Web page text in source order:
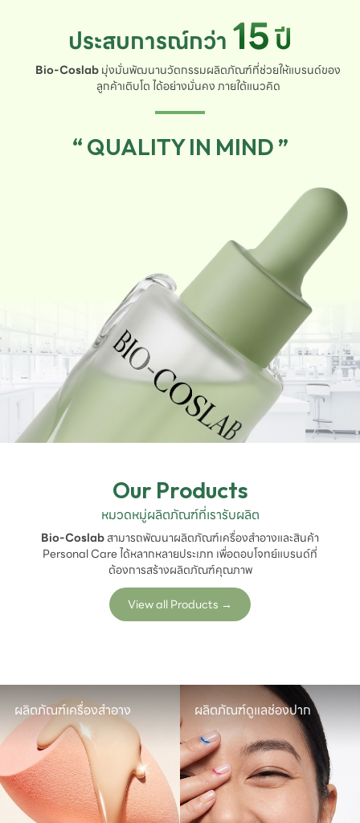
ประสบการณ์กว่า 15ปี
Bio-Coslabมุ่งมั่นพัฒนานวัตกรรมผลิตภัณฑ์ที่ช่วยให้แบรนด์ของ
ลูกค้าเติบโต ได้อย่างมั่นคง ภายใต้แนวคิด
“ QUALITY IN MIND ”
Our Products
หมวดหมู่ผลิตภัณฑ์ที่เรารับผลิต
Bio-Coslabสามารถพัฒนาผลิตภัณฑ์เครื่องสำอางและสินค้า
Personal Care ได้หลากหลายประเภท เพื่อตอบโจทย์แบรนด์ที่
ต้องการสร้างผลิตภัณฑ์คุณภาพ
View all Products →
ผลิตภัณฑ์เครื่องสำอาง ผลิตภัณฑ์ดูแลช่องปาก